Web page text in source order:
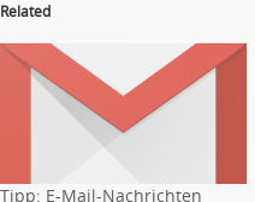
Related
Tipp: E-Mail-Nachrichten